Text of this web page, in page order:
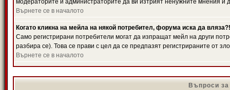
модераторите и администраторите да ви изтрият ненужните мнения и
Върнете се в началото
Когато кликна на мейла на някой потребител, форума иска да вляза?!
Само регистрирани потребители могат да изпращат мейл на други
разбира се). Това се прави с цел да се предпазят регистрираните от
Върнете се в началото
Въпроси